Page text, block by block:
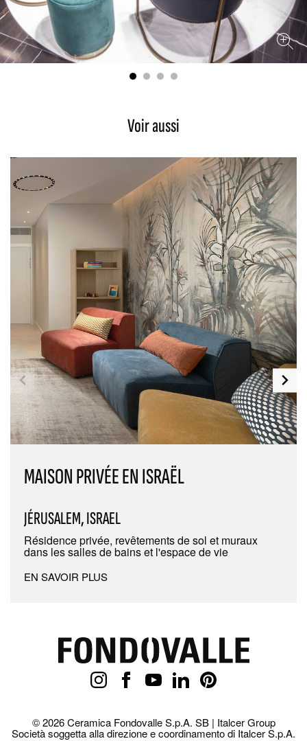
Voir aussi
MAISON PRIVÉE EN ISRAËL
JÉRUSALEM, ISRAEL
Résidence privée, revêtements de sol et muraux
dans les salles de bains et l'espace de vie
EN SAVOIR PLUS
© 2026 Ceramica Fondovalle S.p.A. SB | Italcer Group
Società soggetta alla direzione e coordinamento di Italcer S.p.A.